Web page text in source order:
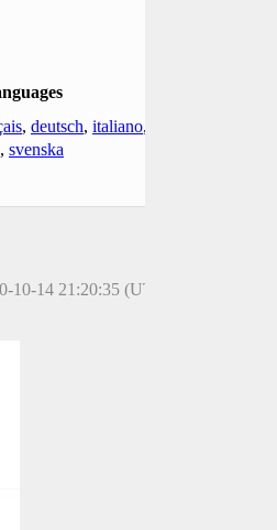
, deutsch, italiano,
, svenska
10-14 21:20:35 (UTC